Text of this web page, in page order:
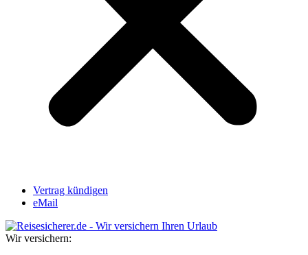
Vertrag kündigen
eMail
Wir versichern: